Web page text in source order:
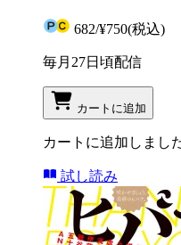
682/¥750(税込)
毎月27日頃配信
カートに追加
カートに追加しまし
試し読み